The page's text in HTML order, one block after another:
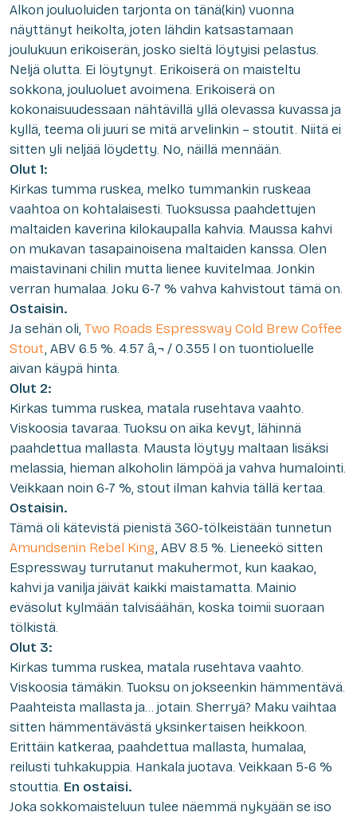
Alkon jouluoluiden tarjonta on tänä(kin) vuonna
näyttänyt heikolta, joten lähdin katsastamaan
joulukuun erikoiserän, josko sieltä löytyisi pelastus.
Neljä olutta. Ei löytynyt. Erikoiserä on maisteltu
sokkona, jouluoluet avoimena. Erikoiserä on
kokonaisuudessaan nähtävillä yllä olevassa kuvassa ja
kyllä, teema oli juuri se mitä arvelinkin – stoutit. Niitä ei
sitten yli neljää löydetty. No, näillä mennään.
Olut 1:
Kirkas tumma ruskea, melko tummankin ruskeaa
vaahtoa on kohtalaisesti. Tuoksussa paahdettujen
maltaiden kaverina kilokaupalla kahvia. Maussa kahvi
on mukavan tasapainoisena maltaiden kanssa. Olen
maistavinani chilin mutta lienee kuvitelmaa. Jonkin
verran humalaa. Joku 6-7 % vahva kahvistout tämä on.
Ostaisin.
Ja sehän oli, Two Roads Espressway Cold Brew Coffee
Stout, ABV 6.5 %. 4.57 â‚¬ / 0.355 l on tuontioluelle
aivan käypä hinta.
Olut 2:
Kirkas tumma ruskea, matala rusehtava vaahto.
Viskoosia tavaraa. Tuoksu on aika kevyt, lähinnä
paahdettua mallasta. Mausta löytyy maltaan lisäksi
melassia, hieman alkoholin lämpöä ja vahva humalointi.
Veikkaan noin 6-7 %, stout ilman kahvia tällä kertaa.
Ostaisin.
Tämä oli kätevistä pienistä 360-tölkeistään tunnetun
Amundsenin Rebel King, ABV 8.5 %. Lieneekö sitten
Espressway turrutanut makuhermot, kun kaakao,
kahvi ja vanilja jäivät kaikki maistamatta. Mainio
eväsolut kylmään talvisäähän, koska toimii suoraan
tölkistä.
Olut 3:
Kirkas tumma ruskea, matala rusehtava vaahto.
Viskoosia tämäkin. Tuoksu on jokseenkin hämmentävä.
Paahteista mallasta ja… jotain. Sherryä? Maku vaihtaa
sitten hämmentävästä yksinkertaisen heikkoon.
Erittäin katkeraa, paahdettua mallasta, humalaa,
reilusti tuhkakuppia. Hankala juotava. Veikkaan 5-6 %
stouttia. En ostaisi.
Joka sokkomaisteluun tulee näemmä nykyään se iso